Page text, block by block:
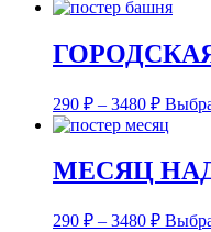
290 ₽ – 3480 ₽
МЕСЯЦ
290 ₽ – 3480 ₽